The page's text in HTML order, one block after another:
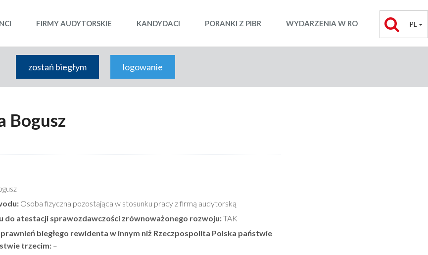
PL
FIRMY AUDYTORSKIE KANDYDACI PORANKI Z PIBR WYDARZENIA W RO
zostań biegłym logowanie
Bogusz
Osoba fizyczna pozostająca w stosunku pracy z firmą audytorską
do atestacji sprawozdawczości zrównoważonego rozwoju:TAK
biegłego rewidenta w innym niż Rzeczpospolita Polska państwie
trzecim: –